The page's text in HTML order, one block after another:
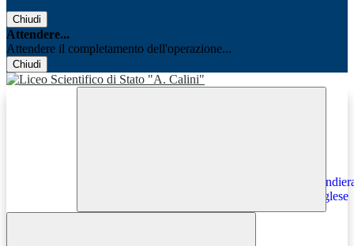
Chiudi
Attendere...
Attendere il completamento dell'operazione...
Chiudi